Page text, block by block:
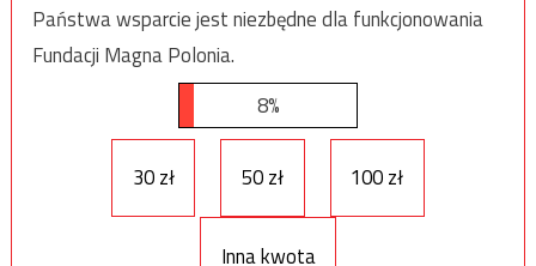
Państwa wsparcie jest niezbędne dla funkcjonowania
Fundacji Magna Polonia.
8%
30 zł 50 zł 100 zł
Inna kwota